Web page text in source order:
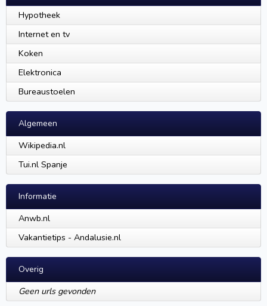
Hypotheek
Internet en tv
Koken
Elektronica
Bureaustoelen
Algemeen
Wikipedia.nl
Tui.nl Spanje
Informatie
Anwb.nl
Vakantietips - Andalusie.nl
Overig
Geen urls gevonden